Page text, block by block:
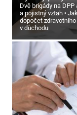
Dvě brigády na DPP
a pojistný vztah
dopočet
v důchodu